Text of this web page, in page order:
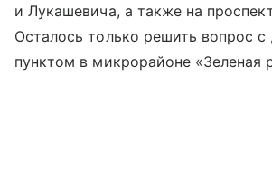
и Лукашевича, а также на
Осталось только решить вопрос с
пунктом в микрорайоне «Зеленая